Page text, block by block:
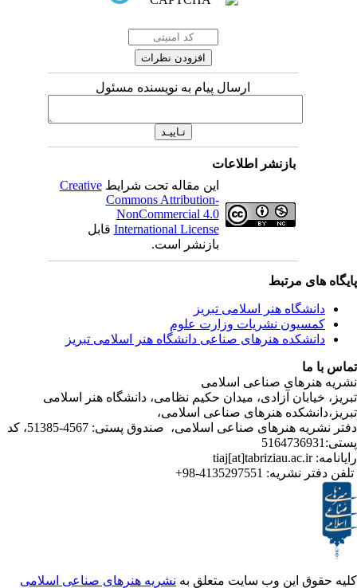
ارسال پیام به نویسنده مسئول
بازنشر اطلاعات
این مقاله تحت شرایطCreative
Commons Attribution-
NonCommercial 4.0
International Licenseقابل
بازنشر است.
مرتبط
هنر اسلامی تبریز
نشریات وزارت علوم
هنرهای صناعی دانشگاه هنر اسلامی تبریز
صناعی اسلامی
آزادی، میدان حکیم نظامی، دانشگاه هنر اسلامی
هنرهای صناعی اسلامی،
دفتر نشریه هنرهای صناعی اسلامی، صندوق پستی: 4567-51385، کد
نشریه:4135297551-98+
این وب سایت متعلق بهنشریه هنرهای صناعی اسلامی